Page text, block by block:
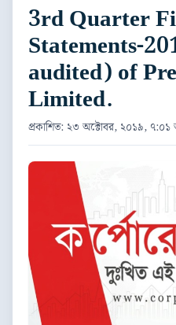
3rd Quarter
Statements-
audited) of
Limited.
প্রকাশিত: ২৩ অক্টোবর, ২০১৯, ৭:০১